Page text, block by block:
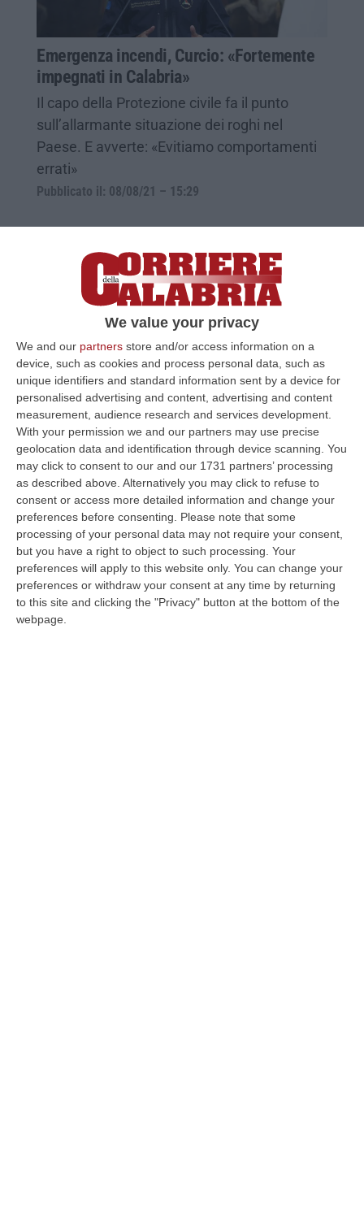
We value your privacy
We and our partners store and/or access information on a
device, such as cookies and process personal data, such as
unique identifiers and standard information sent by a device for
personalised advertising and content, advertising and content
measurement, audience research and services development.
With your permission we and our partners may use precise
geolocation data and identification through device scanning. You
may click to consent to our and our 1731 partners’ processing
as described above. Alternatively you may click to refuse to
consent or access more detailed information and change your
preferences before consenting.
Please note that some
processing of your personal data may not require your consent,
but you have a right to object to such processing. Your
preferences will apply to this website only. You can change your
preferences or withdraw your consent at any time by returning
to this site and clicking the "Privacy" button at the bottom of the
webpage.
Emergenza incendi, Curcio: «Fortemente
impegnati in Calabria»
Il capo della Protezione civile fa il punto
sull’allarmante situazione dei roghi nel
Paese. E avverte: «Evitiamo comportamenti
errati»
Pubblicato il: 08/08/21 – 15:29
I roghi invadono Acri, Capalbo: «Un
disegno criminoso ordito da “bestie”»
Il sindaco non ha dubbi sulla natura dei roghi.
Intervenuti Vigili del fuoco da Salerno.
Vicinanza di Istituzioni e politici. Evacuate
150 persone
Pubblicato il: 07/08/21 – 12:37